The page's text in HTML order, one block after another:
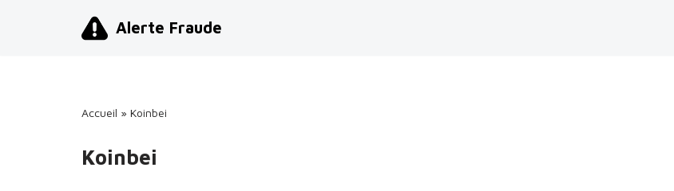
Alerte Fraude
Accueil » Koinbei
Koinbei